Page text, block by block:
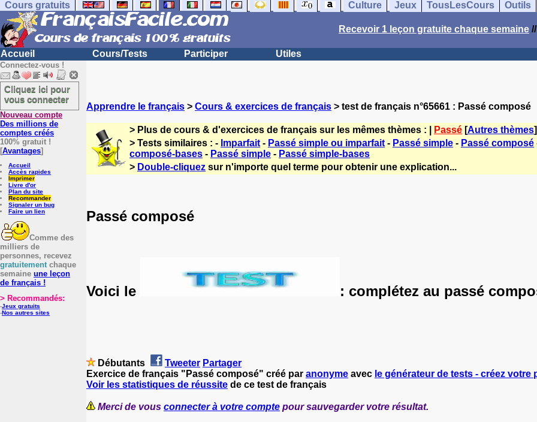
Cours gratuits Culture Jeux TousLesCours Outils
Recevoir 1 leçon gratuite chaque semaine
Accueil Cours/Tests Participer Utiles
Connectez-vous !
Cliquez ici pour
vous connecter
Nouveau compte
Des millions de
comptes créés
100% gratuit !
[Avantages]
Accueil
Accès rapides
Imprimer
Livre d'or
Plan du site
Recommander
Signaler un bug
Faire un lien
Comme des
milliers de
personnes, recevez
gratuitementchaque
semaine une leçon
de français !
> Recommandés:
-Jeux gratuits
-Nos autres sites
Apprendre le français > Cours & exercices de français > test de français n°65661 : Passé composé
> Plus de cours & d'exercices de français sur les mêmes thèmes : | Passé [Autres thèmes]
> Tests similaires : - Imparfait - Passé simple ou imparfait - Passé simple - Passé composé
composé-bases - Passé simple - Passé simple-bases
> Double-cliquez sur n'importe quel terme pour obtenir une explication...
Passé composé
Voici le : complétez au passé
Débutants Tweeter Partager
Exercice de français "Passé composé" créé par anonyme avec le générateur de tests - créez votre
Voir les statistiques de réussite de ce test de français
Merci de vous connecter à votre compte pour sauvegarder votre résultat.